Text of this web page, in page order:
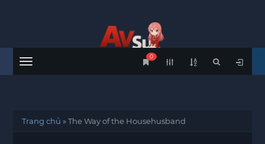
Menu
0
Trang chủ »The Way of the Househusband